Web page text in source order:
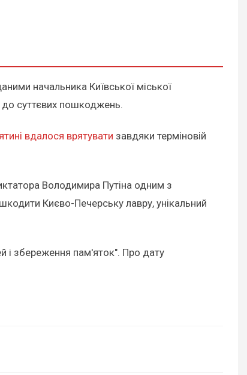
начальника Київської міської
суттєвих пошкоджень.
вдалося врятувати завдяки терміновій
Володимира Путіна одним з
Києво-Печерську лавру, унікальний
і збереження пам'яток". Про дату